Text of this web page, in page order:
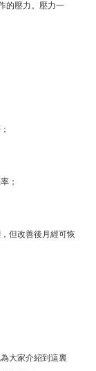
的壓力。壓力一
；
但改善後月經可恢
大家介紹到這裏